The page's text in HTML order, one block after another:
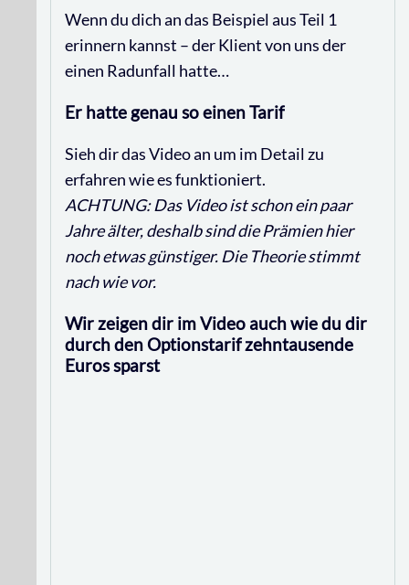
Wenn du dich an das Beispiel aus Teil 1
erinnern kannst – der Klient von uns der
einen Radunfall hatte…
Er hatte genau so einen Tarif
Sieh dir das Video an um im Detail zu
erfahren wie es funktioniert.
ACHTUNG: Das Video ist schon ein paar
Jahre älter, deshalb sind die Prämien hier
noch etwas günstiger. Die Theorie stimmt
nach wie vor.
Wir zeigen dir im Video auch wie du dir
durch den Optionstarif zehntausende
Euros sparst